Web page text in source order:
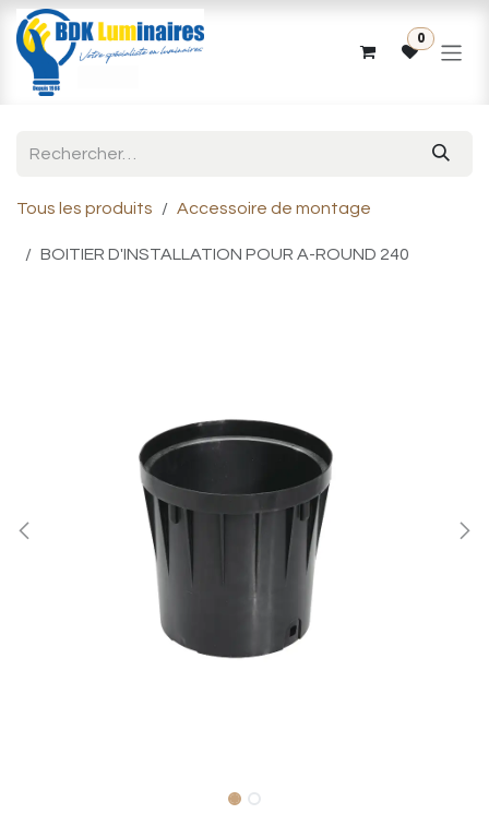
Se rendre au contenu
0
Tous les produits Accessoire de montage
BOITIER D'INSTALLATION POUR A-ROUND 240